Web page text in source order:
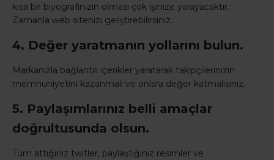
kısa bir biyografinizin olması çok işinize yarayacaktır.
Zamanla web sitenizi geliştirebilirsiniz.
4. Değer yaratmanın yollarını bulun.
Markanızla bağlantılı içerikler yaratarak takipçilerinizin
memnuniyetini kazanmalı ve onlara değer katmalısınız.
5. Paylaşımlarınız belli amaçlar
doğrultusunda olsun.
Tüm attığınız twitler, paylaştığınız resimler ve